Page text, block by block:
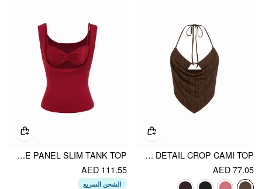
METALLIC TEXTURED SWEETHEART HALTER NECK COWL METAL DETAIL CROP CAMI TOP
AED 77.05
COWL NECK LACE PANEL SLIM TANK TOP
AED 111.55
الشحن السريع